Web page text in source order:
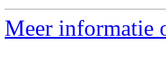
Meer informatie